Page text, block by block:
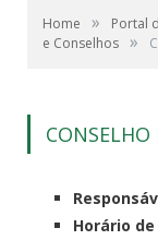
Home » Portal
e Conselhos »
CONSELHO
Horário